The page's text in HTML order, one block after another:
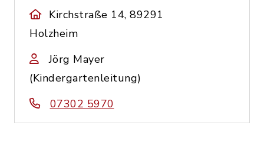
Kirchstraße 14, 89291
Holzheim
Jörg Mayer
(Kindergartenleitung)
07302 5970